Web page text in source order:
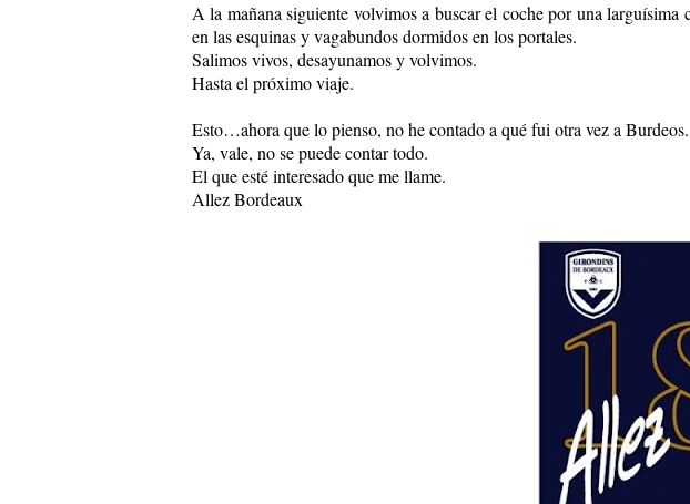
A la mañana siguiente volvimos a buscar el coche por una
en las esquinas y vagabundos dormidos en los portales.
Salimos vivos, desayunamos y volvimos.
Hasta el próximo viaje.
Esto…ahora que lo pienso, no he contado a qué fui otra vez a Burdeos.
Ya, vale, no se puede contar todo.
El que esté interesado que me llame.
Allez Bordeaux